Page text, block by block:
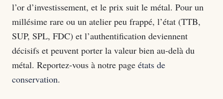
l’or d’investissement, et le prix suit le métal. Pour un
millésime rare ou un atelier peu frappé, l’état (TTB,
SUP, SPL, FDC) et l’authentification deviennent
décisifs et peuvent porter la valeur bien au-delà du
métal. Reportez-vous à notre page états de
conservation.